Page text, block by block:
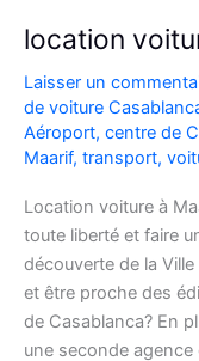
location
Laisser un
de voiture
Aéroport, centre de
Maarif, transport,
Location voiture à
toute liberté et faire
découverte de la
et être proche des
de Casablanca? En
une seconde